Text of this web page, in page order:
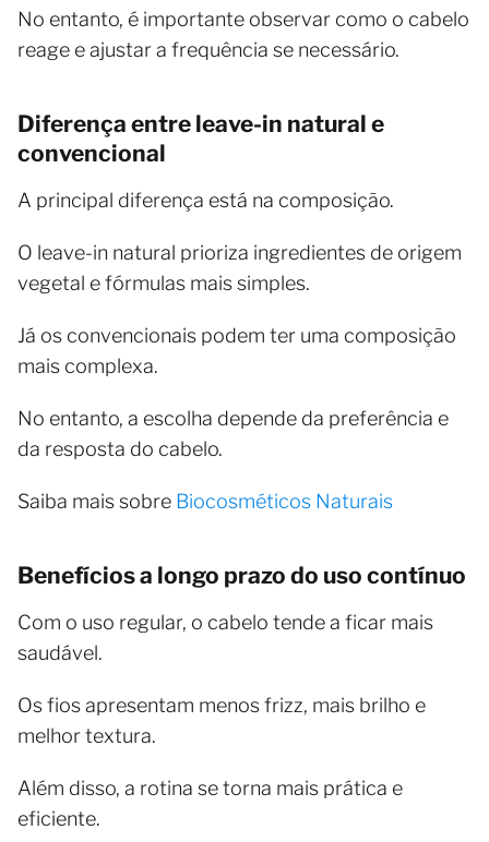
No entanto, é importante observar como o cabelo
reage e ajustar a frequência se necessário.
Diferença entre leave-in natural e
convencional
A principal diferença está na composição.
O leave-in natural prioriza ingredientes de origem
vegetal e fórmulas mais simples.
Já os convencionais podem ter uma composição
mais complexa.
No entanto, a escolha depende da preferência e
da resposta do cabelo.
Saiba mais sobre Biocosméticos Naturais
Benefícios a longo prazo do uso contínuo
Com o uso regular, o cabelo tende a ficar mais
saudável.
Os fios apresentam menos frizz, mais brilho e
melhor textura.
Além disso, a rotina se torna mais prática e
eficiente.